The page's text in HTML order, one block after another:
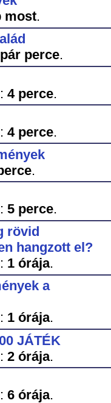
most.
pár perce.
4 perce.
4 perce.
.
5 perce.
rövid
hangzott el?
1 órája.
a
1 órája.
JÁTÉK
2 órája.
6 órája.